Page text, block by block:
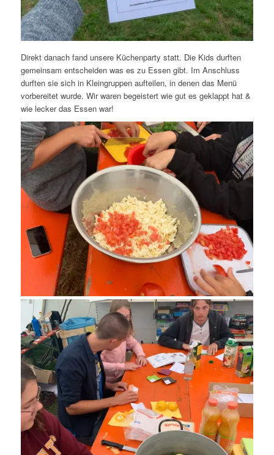
Direkt danach fand unsere Küchenparty statt. Die Kids durften
gemeinsam entscheiden was es zu Essen gibt. Im Anschluss
durften sie sich in Kleingruppen aufteilen, in denen das Menü
vorbereitet wurde. Wir waren begeistert wie gut es geklappt hat &
wie lecker das Essen war!